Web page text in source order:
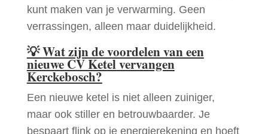
kunt maken van je verwarming. Geen
verrassingen, alleen maar duidelijkheid.
💡Wat zijn de voordelen van een
nieuwe CV Ketel vervangen
Kerckebosch?
Een nieuwe ketel is niet alleen zuiniger,
maar ook stiller en betrouwbaarder. Je
bespaart flink op je energierekening en hoeft